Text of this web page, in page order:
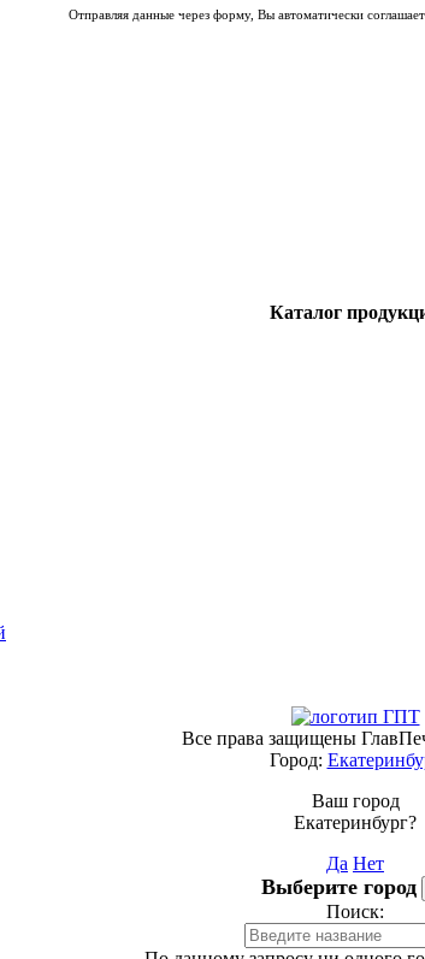
Отправляя данные через форму, Вы автоматически
Каталог
Все права защищены
Город:
Ваш город
Екатеринбург?
Да Нет
Выберите город
Поиск: